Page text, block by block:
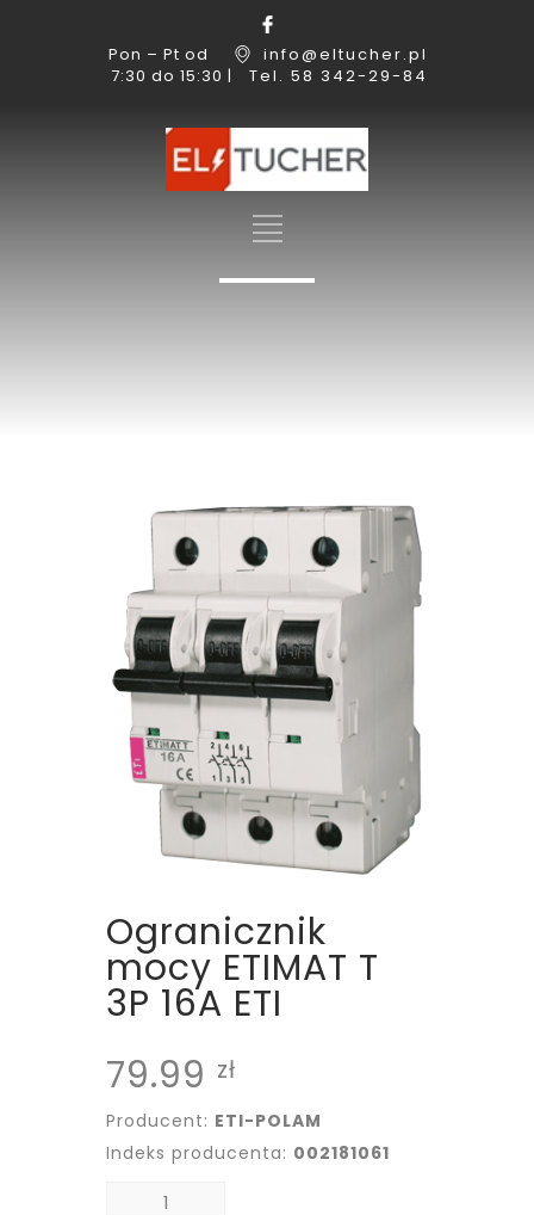
info@eltucher.pl
Tel. 58 342-29-84
Pon – Pt od
7:30 do 15:30 |
Ogranicznik
mocy ETIMAT T
3P 16A ETI
79.99 zł
Producent: ETI-POLAM
Indeks producenta: 002181061